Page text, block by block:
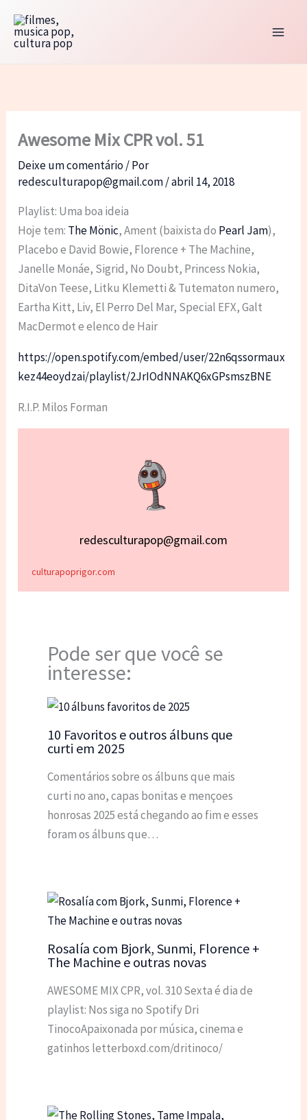
para
Awesome Mix CPR vol. 51
Deixe um comentário/ Por
redesculturapop@gmail.com/abril 14, 2018
Playlist: Uma boa ideia
Hoje tem: The Mönic, Ament (baixista do Pearl Jam),
Placebo e David Bowie, Florence + The Machine,
Janelle Monáe, Sigrid, No Doubt, Princess Nokia,
DitaVon Teese, Litku Klemetti & Tutematon numero,
Eartha Kitt, Liv, El Perro Del Mar, Special EFX, Galt
MacDermot e elenco de Hair
https://open.spotify.com/embed/user/22n6qssormaux
kez44eoydzai/playlist/2JrIOdNNAKQ6xGPsmszBNE
R.I.P. Milos Forman
redesculturapop@gmail.com
culturapoprigor.com
Pode ser que você se
interesse:
10 Favoritos e outros álbuns que
curti em 2025
Comentários sobre os álbuns que mais
curti no ano, capas bonitas e mençoes
honrosas 2025 está chegando ao fim e esses
foram os álbuns que…
Rosalía com Bjork, Sunmi, Florence +
The Machine e outras novas
AWESOME MIX CPR, vol. 310 Sexta é dia de
playlist: Nos siga no Spotify Dri
TinocoApaixonada por música, cinema e
gatinhos letterboxd.com/dritinoco/